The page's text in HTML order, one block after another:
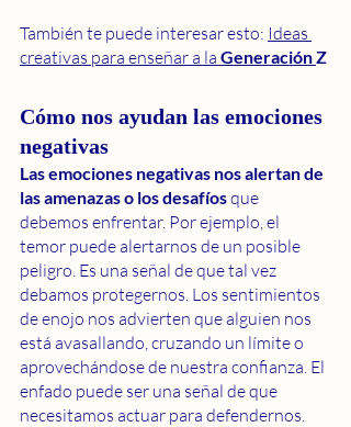
También te puede interesar esto: Ideas
creativas para enseñar a la Generación Z
Cómo nos ayudan las emociones
negativas
Las emociones negativas nos alertan de
las amenazas o los desafíos que
debemos enfrentar. Por ejemplo, el
temor puede alertarnos de un posible
peligro. Es una señal de que tal vez
debamos protegernos. Los sentimientos
de enojo nos advierten que alguien nos
está avasallando, cruzando un límite o
aprovechándose de nuestra confianza. El
enfado puede ser una señal de que
necesitamos actuar para defendernos.